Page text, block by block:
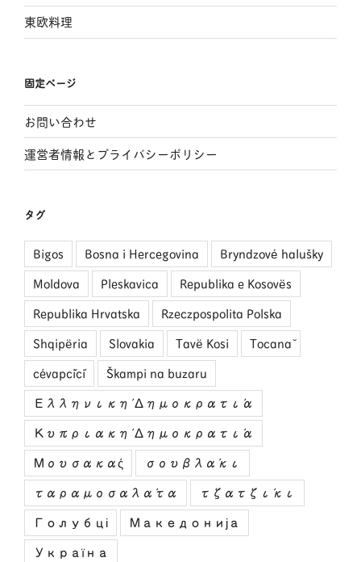
東欧料理
固定ページ
お問い合わせ
運営者情報とプライバシーポリシー
タグ
Bigos Bosna i Hercegovina
Bryndzové halušky
Moldova
Pleskavica
Republika e Kosovës
Republika Hrvatska
Rzeczpospolita Polska
Shqipëria
Slovakia Tavë Kosi
Tocană
ćevapčići
Škampi na buzaru
Ελληνική Δημοκρατία
Κυπριακή Δημοκρατία
Μουσακάς
σουβλάκι
ταραμοσαλάτα
τζατζίκι
Голубці
Македонија
Україна